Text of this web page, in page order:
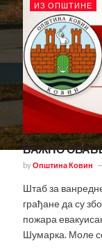
ИЗ ОПШТИНЕ
ВАЖНО
byОпштина Ковин
Штаб за
грађане да су
пожара
Шумарка. Моле